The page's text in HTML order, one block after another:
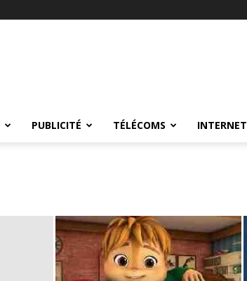
PUBLICITÉ TÉLÉCOMS INTERNET